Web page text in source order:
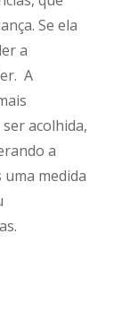
Se ela
a
A
acolhida,
a
medida